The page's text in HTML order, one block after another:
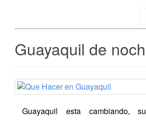
Guayaquil de
Guayaquil esta cambiando,